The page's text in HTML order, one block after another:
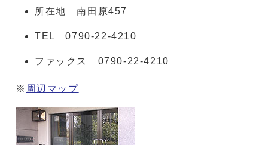
所在地 南田原457
TEL 0790-22-4210
ファックス 0790-22-4210
※ 周辺マップ